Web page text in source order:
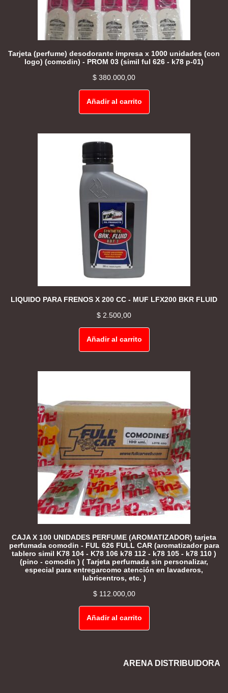
Tarjeta (perfume) desodorante impresa x 1000 unidades (con
logo) (comodin) - PROM 03 (simil ful 626 - k78 p-01)
$ 380.000,00
Añadir al carrito
LIQUIDO PARA FRENOS X 200 CC - MUF LFX200 BKR FLUID
$ 2.500,00
Añadir al carrito
CAJA X 100 UNIDADES PERFUME (AROMATIZADOR) tarjeta
perfumada comodin - FUL 626 FULL CAR (aromatizador para
tablero simil K78 104 - K78 106 k78 112 - k78 105 - k78 110 )
(pino - comodin ) ( Tarjeta perfumada sin personalizar,
especial para entregarcomo atención en lavaderos,
lubricentros, etc. )
$112.000,00
Añadir al carrito
ARENA DISTRIBUIDORA